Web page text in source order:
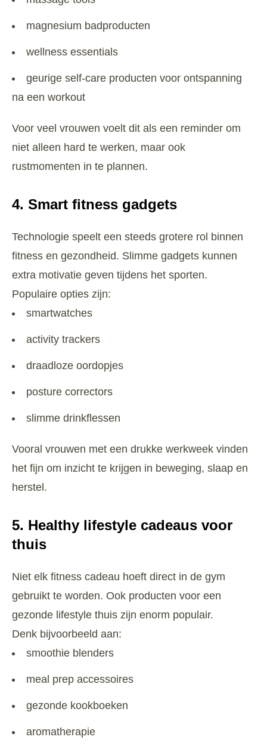
magnesium badproducten
wellness essentials
geurige self-care producten voor ontspanning
na een workout
Voor veel vrouwen voelt dit als een reminder om
niet alleen hard te werken, maar ook
rustmomenten in te plannen.
4. Smart fitness gadgets
Technologie speelt een steeds grotere rol binnen
fitness en gezondheid. Slimme gadgets kunnen
extra motivatie geven tijdens het sporten.
Populaire opties zijn:
smartwatches
activity trackers
draadloze oordopjes
posture correctors
slimme drinkflessen
Vooral vrouwen met een drukke werkweek vinden
het fijn om inzicht te krijgen in beweging, slaap en
herstel.
5. Healthy lifestyle cadeaus voor
thuis
Niet elk fitness cadeau hoeft direct in de gym
gebruikt te worden. Ook producten voor een
gezonde lifestyle thuis zijn enorm populair.
Denk bijvoorbeeld aan:
smoothie blenders
meal prep accessoires
gezonde kookboeken
aromatherapie